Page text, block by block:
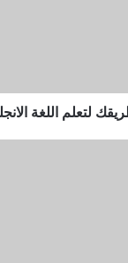
لتعلم اللغة